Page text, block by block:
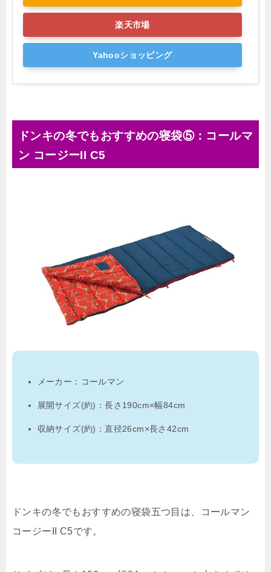
楽天市場
Yahooショッピング
ドンキの冬でもおすすめの寝袋⑤：コールマ
ン コージーII C5
メーカー：コールマン
展開サイズ(約)：長さ190cm×幅84cm
収納サイズ(約)：直径26cm×長さ42cm
ドンキの冬でもおすすめの寝袋五つ目は、コールマン
コージーII C5です。